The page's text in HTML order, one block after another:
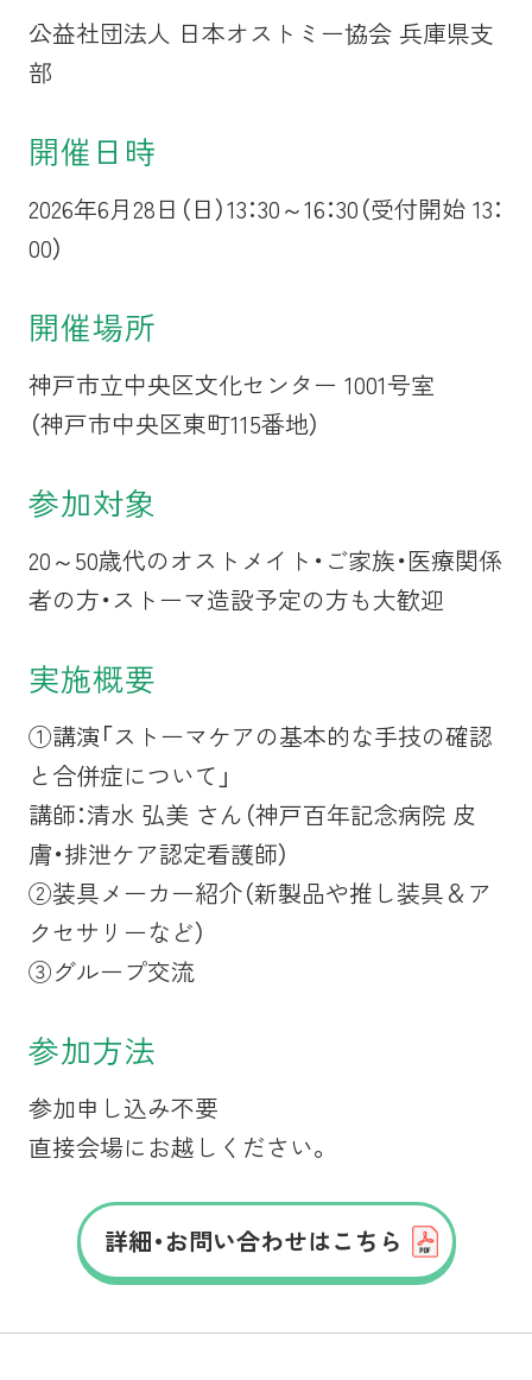
公益社団法人 日本オストミー協会 兵庫県支
部
開催日時
2026年6月28日（日）13：30～16：30（受付開始 13：
00）
開催場所
神戸市立中央区文化センター 1001号室
（神戸市中央区東町115番地）
参加対象
20～50歳代のオストメイト・ご家族・医療関係
者の方・ストーマ造設予定の方も大歓迎
実施概要
①講演「ストーマケアの基本的な手技の確認
と合併症について」
講師：清水 弘美 さん （神戸百年記念病院皮
膚・排泄ケア認定看護師）
②装具メーカー紹介（新製品や推し装具＆ア
クセサリーなど）
③グループ交流
参加方法
参加申し込み不要
直接会場にお越しください。
詳細・お問い合わせはこちら